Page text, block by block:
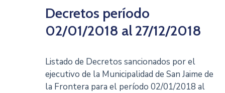
Decretos período
02/01/2018 al 27/12/2018
Listado de Decretos sancionados por el
ejecutivo de la Municipalidad de San Jaime de
la Frontera para el período 02/01/2018 al